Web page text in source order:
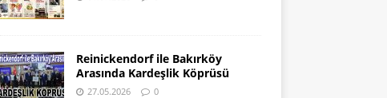
Reinickendorf ile Bakırköy
Arasında Kardeşlik Köprüsü
27.05.2026 0